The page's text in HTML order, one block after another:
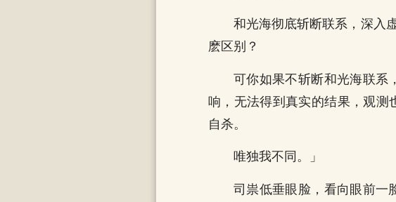
和光海彻底斩断联系，深入
麽区别？
可你如果不斩断和光海联系
响，无法得到真实的结果，观测
自杀。
唯独我不同。」
司祟低垂眼脸，看向眼前一